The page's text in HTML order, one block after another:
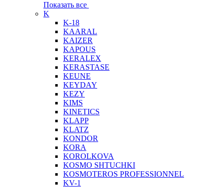
Показать все
K
K-18
KAARAL
KAIZER
KAPOUS
KERALEX
KERASTASE
KEUNE
KEYDAY
KEZY
KIMS
KINETICS
KLAPP
KLATZ
KONDOR
KORA
KOROLKOVA
KOSMO SHTUCHKI
KOSMOTEROS PROFESSIONNEL
KV-1